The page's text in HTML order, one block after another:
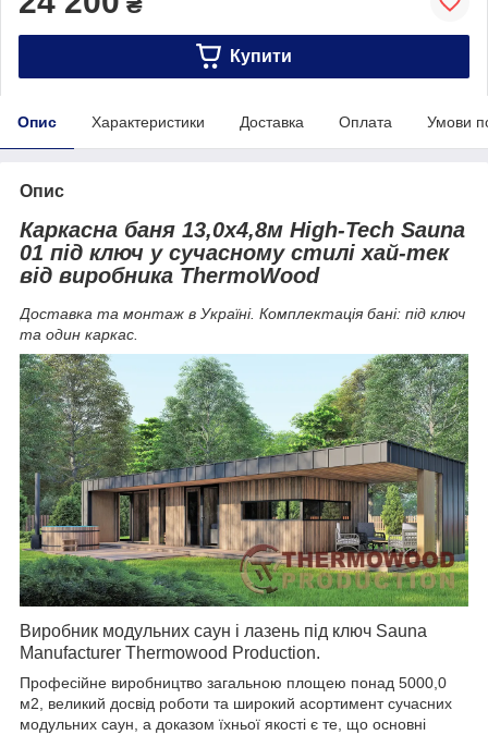
Купити
Опис Характеристики Доставка Оплата Умови
Опис
Каркасна баня 13,0х4,8м High-Tech Sauna
01 під ключ у сучасному стилі хай-тек
від виробника ThermoWood
Доставка та монтаж в Україні. Комплектація бані: під ключ
та один каркас.
Виробник модульних саун і лазень під ключ Sauna
Manufacturer Thermowood Production.
Професійне виробництво загальною площею понад 5000,0
м2, великий досвід роботи та широкий асортимент сучасних
модульних саун, а доказом їхньої якості є те, що основні